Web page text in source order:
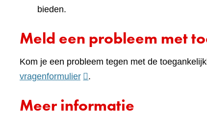
bieden.
Meld een probleem met
Kom je een probleem tegen met de
vragenformulier(verwijst
een
.
Meer informatie